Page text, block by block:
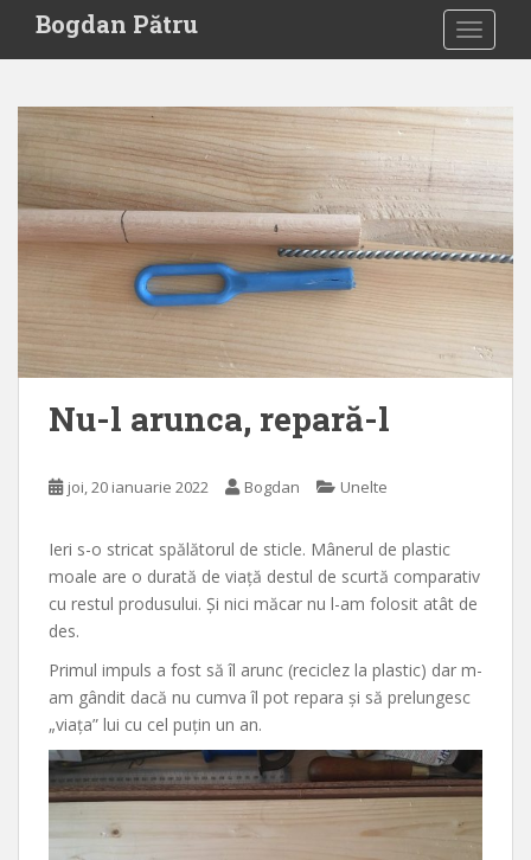
i
Bogdan Pătru
Nu-l arunca, repară-l
joi, 20 ianuarie 2022 Bogdan Unelte
Ieri s-o stricat spălătorul de sticle. Mânerul de plastic
moale are o durată de viață destul de scurtă comparativ
cu restul produsului. Și nici măcar nu l-am folosit atât de
des.
Primul impuls a fost să îl arunc (reciclez la plastic) dar m-
am gândit dacă nu cumva îl pot repara și să prelungesc
„viața” lui cu cel puțin un an.